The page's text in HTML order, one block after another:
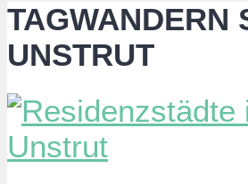
TAGWANDERN
UNSTRUT